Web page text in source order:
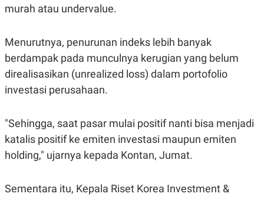
SITEMAP
OF
USE
PEDOMAN
PEMBERITAAN
SIBER
murah atau undervalue.
Menurutnya, penurunan indeks lebih banyak
berdampak pada munculnya kerugian yang belum
direalisasikan (unrealized loss) dalam portofolio
investasi perusahaan.
"Sehingga, saat pasar mulai positif nanti bisa menjadi
katalis positif ke emiten investasi maupun emiten
holding," ujarnya kepada Kontan, Jumat.
Sementara itu, Kepala Riset Korea Investment &